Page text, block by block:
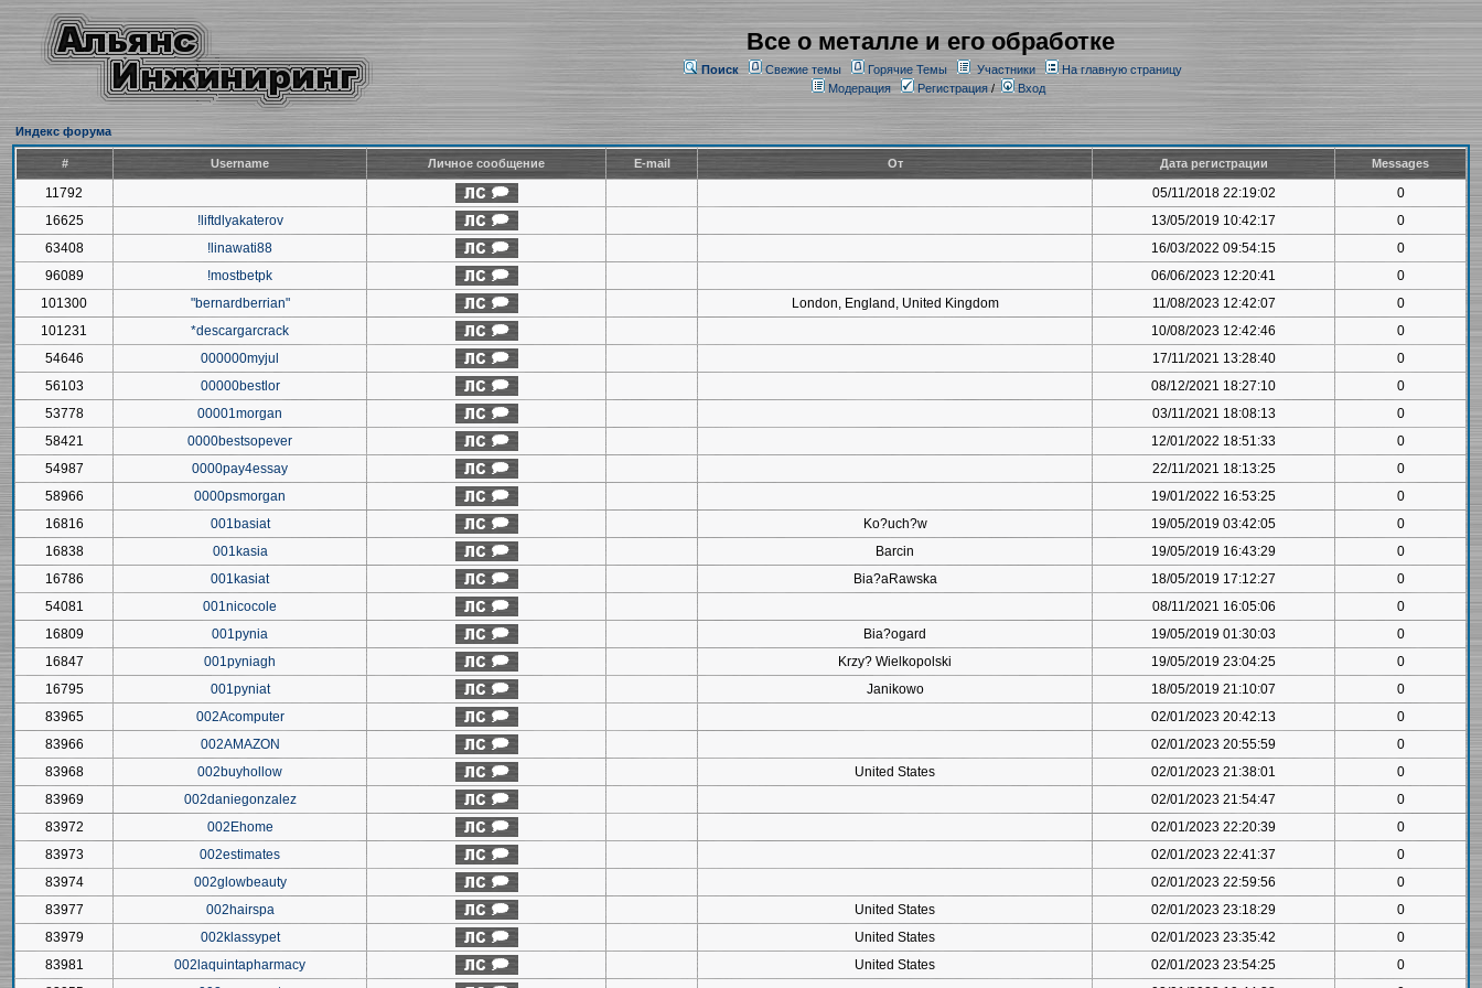
Все о металле и его обработке
Поиск Свежие темы Горячие Темы Участники
На главную страницу
Модерация
Регистрация/ Вход
Индекс форума
# Username Личное сообщение E-mail От Дата регистрации Messages
11792 05/11/2018 22:19:02
0
16625
!liftdlyakaterov 13/05/2019 10:42:17
0
63408
!linawati88 16/03/2022 09:54:15
0
96089
!mostbetpk 06/06/2023 12:20:41
0
101300
"bernardberrian" London, England, United Kingdom 11/08/2023 12:42:07
0
101231
*descargarcrack 10/08/2023 12:42:46
0
54646
000000myjul 17/11/2021 13:28:40
0
56103
00000bestlor 08/12/2021 18:27:10
0
53778
00001morgan 03/11/2021 18:08:13
0
58421
0000bestsopever 12/01/2022 18:51:33
0
54987
0000pay4essay 22/11/2021 18:13:25
0
58966
0000psmorgan 19/01/2022 16:53:25
0
16816
001basiat Ko?uch?w 19/05/2019 03:42:05
0
16838
001kasia Barcin 19/05/2019 16:43:29
0
16786
001kasiat Bia?aRawska 18/05/2019 17:12:27
0
54081
001nicocole 08/11/2021 16:05:06
0
16809
001pynia Bia?ogard 19/05/2019 01:30:03
0
16847
001pyniagh Krzy? Wielkopolski 19/05/2019 23:04:25
0
16795
001pyniat Janikowo 18/05/2019 21:10:07
0
83965
002Acomputer 02/01/2023 20:42:13
0
83966
002AMAZON 02/01/2023 20:55:59
0
83968
002buyhollow United States 02/01/2023 21:38:01
0
83969
002daniegonzalez 02/01/2023 21:54:47
0
83972
002Ehome 02/01/2023 22:20:39
0
83973
002estimates 02/01/2023 22:41:37
0
83974
002glowbeauty 02/01/2023 22:59:56
0
83977
002hairspa United States 02/01/2023 23:18:29
0
83979
002klassypet United States 02/01/2023 23:35:42
0
83981
002laquintapharmacy United States 02/01/2023 23:54:25
0